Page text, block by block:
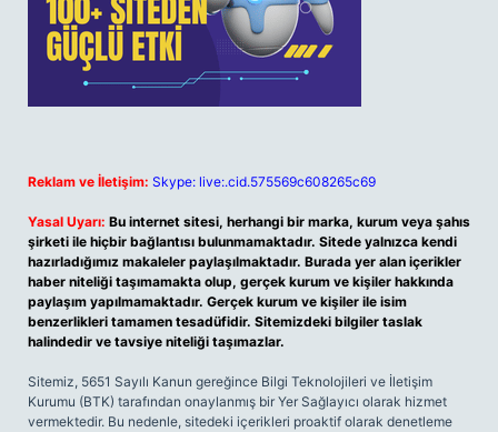
Reklam ve İletişim: Skype: live:.cid.575569c608265c69
Yasal Uyarı: Bu internet sitesi, herhangi bir marka, kurum veya şahıs
şirketi ile hiçbir bağlantısı bulunmamaktadır. Sitede yalnızca kendi
hazırladığımız makaleler paylaşılmaktadır. Burada yer alan içerikler
haber niteliği taşımamakta olup, gerçek kurum ve kişiler hakkında
paylaşım yapılmamaktadır. Gerçek kurum ve kişiler ile isim
benzerlikleri tamamen tesadüfidir. Sitemizdeki bilgiler taslak
halindedir ve tavsiye niteliği taşımazlar.
Sitemiz, 5651 Sayılı Kanun gereğince Bilgi Teknolojileri ve İletişim
Kurumu (BTK) tarafından onaylanmış bir Yer Sağlayıcı olarak hizmet
vermektedir. Bu nedenle, sitedeki içerikleri proaktif olarak denetleme